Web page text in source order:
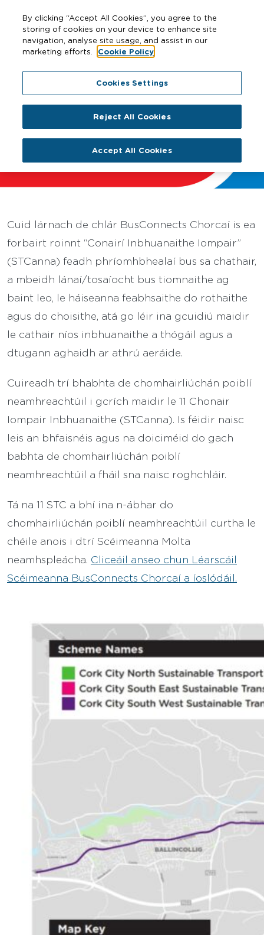
Conairí Iompair Inbhuanaithe
Cuid lárnach de chlár BusConnects Chorcaí is ea
forbairt roinnt “Conairí Inbhuanaithe Iompair”
(STCanna) feadh phríomhbhealaí bus sa chathair,
a mbeidh lánaí/tosaíocht bus tiomnaithe ag
baint leo, le háiseanna feabhsaithe do rothaithe
agus do choisithe, atá go léir ina gcuidiú maidir
le cathair níos inbhuanaithe a thógáil agus a
dtugann aghaidh ar athrú aeráide.
Cuireadh trí bhabhta de chomhairliúchán poiblí
neamhreachtúil i gcrích maidir le 11 Chonair
Iompair Inbhuanaithe (STCanna). Is féidir naisc
leis an bhfaisnéis agus na doiciméid do gach
babhta de chomhairliúchán poiblí
neamhreachtúil a fháil sna naisc roghchláir.
Tá na 11 STC a bhí ina n-ábhar do
chomhairliúchán poiblí neamhreachtúil curtha le
chéile anois i dtrí Scéimeanna Molta
neamhspleácha. Cliceáil anseo chun Léarscáil
Scéimeanna BusConnects Chorcaí a íoslódáil.
By clicking “Accept All Cookies”, you agree to the
storing of cookies on your device to enhance site
navigation, analyse site usage, and assist in our
marketing efforts.
Cookie Policy
Cookies Settings
Reject All Cookies
Accept All Cookies